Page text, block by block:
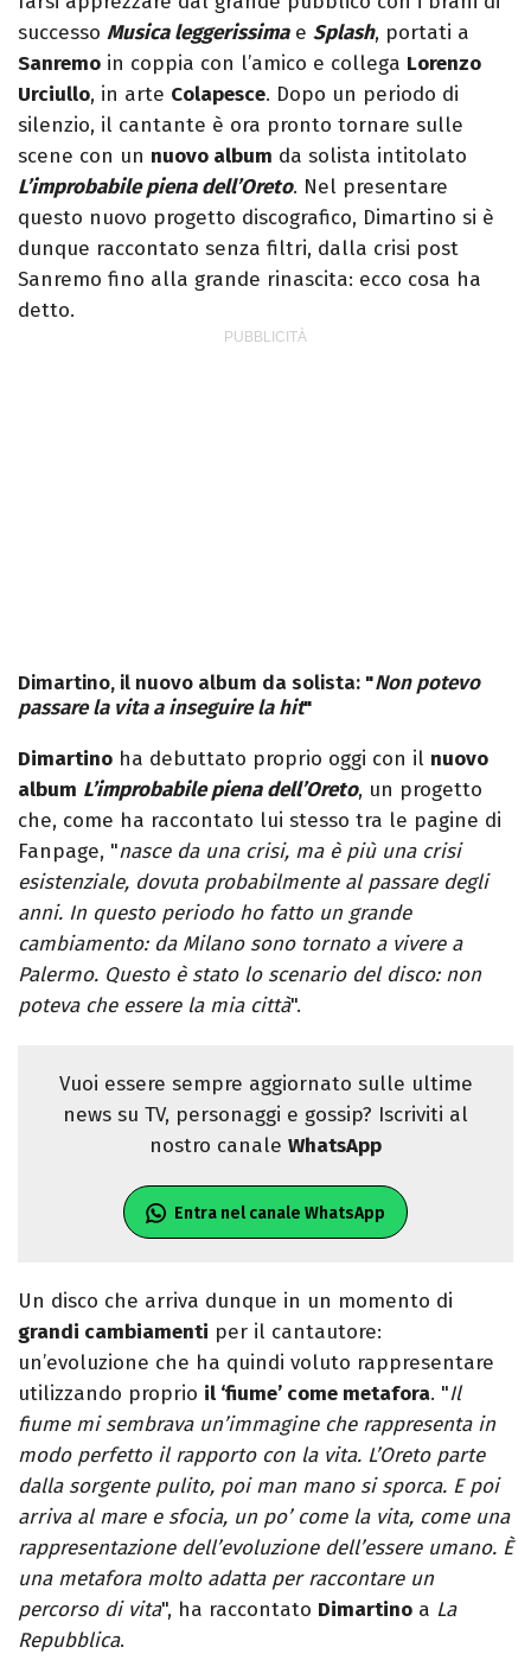
successo Musica leggerissimae Splash, portati a
Sanremo in coppia con l’amico e collega Lorenzo
Urciullo, in arte Colapesce. Dopo un periodo di
silenzio, il cantante è ora pronto tornare sulle
scene con un nuovo album da solista intitolato
L’improbabile piena dell’Oreto. Nel presentare
questo nuovo progetto discografico, Dimartino si è
dunque raccontato senza filtri, dalla crisi post
Sanremo fino alla grande rinascita: ecco cosa ha
detto.
Dimartino, il nuovo album da solista: "Non potevo
passare la vita a inseguire la hit"
Dimartino ha debuttato proprio oggi con il nuovo
album L’improbabile piena dell’Oreto, un progetto
che, come ha raccontato lui stesso tra le pagine di
Fanpage, "nasce da una crisi, ma è più una crisi
esistenziale, dovuta probabilmente al passare degli
anni. In questo periodo ho fatto un grande
cambiamento: da Milano sono tornato a vivere a
Palermo. Questo è stato lo scenario del disco: non
poteva che essere la mia città".
Vuoi essere sempre aggiornato sulle ultime
news su TV, personaggi e gossip? Iscriviti al
nostro canale WhatsApp
Entra nel canale WhatsApp
Un disco che arriva dunque in un momento di
grandi cambiamenti per il cantautore:
un’evoluzione che ha quindi voluto rappresentare
utilizzando proprio il ‘fiume’ come metafora. "Il
fiume mi sembrava un’immagine che rappresenta in
modo perfetto il rapporto con la vita. L’Oreto parte
dalla sorgente pulito, poi man mano si sporca. E poi
arriva al mare e sfocia, un po’ come la vita, come una
rappresentazione dell’evoluzione dell’essere umano. È
una metafora molto adatta per raccontare un
percorso di vita", ha raccontato Dimartino a La
Repubblica.